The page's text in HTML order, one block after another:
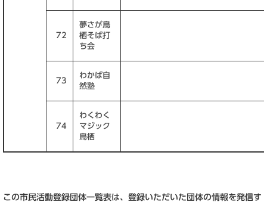
72
夢さが鳥
栖そば打
ち会
73
わかば自
然塾
74
わくわく
マジック
鳥栖
この市民活動登録団体一覧表は、登録いただいた団体の情報を発信す